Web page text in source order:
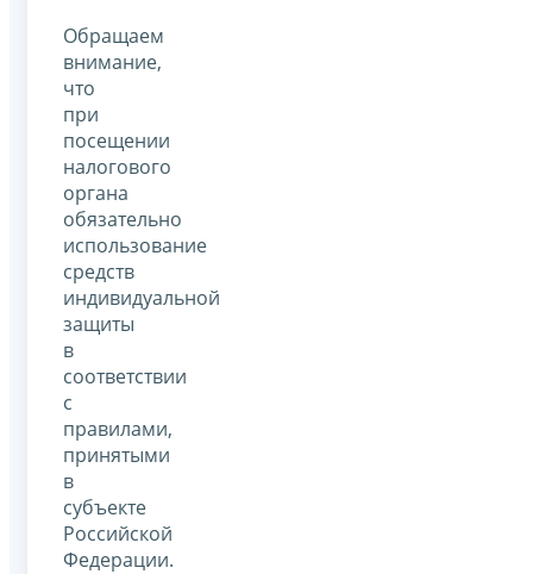
Обращаем
внимание,
что
при
посещении
налогового
органа
обязательно
использование
средств
индивидуальной
защиты
в
соответствии
с
правилами,
принятыми
в
субъекте
Российской
Федерации.